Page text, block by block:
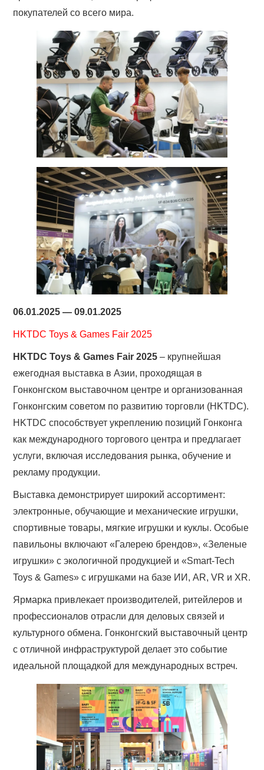
покупателей со всего мира.
06.01.2025 — 09.01.2025
HKTDC Toys & Games Fair 2025
HKTDC Toys & Games Fair 2025 – крупнейшая
ежегодная выставка в Азии, проходящая в
Гонконгском выставочном центре и организованная
Гонконгским советом по развитию торговли (HKTDC).
HKTDC способствует укреплению позиций Гонконга
как международного торгового центра и предлагает
услуги, включая исследования рынка, обучение и
рекламу продукции.
Выставка демонстрирует широкий ассортимент:
электронные, обучающие и механические игрушки,
спортивные товары, мягкие игрушки и куклы. Особые
павильоны включают «Галерею брендов», «Зеленые
игрушки» с экологичной продукцией и «Smart-Tech
Toys & Games» с игрушками на базе ИИ, AR, VR и XR.
Ярмарка привлекает производителей, ритейлеров и
профессионалов отрасли для деловых связей и
культурного обмена. Гонконгский выставочный центр
с отличной инфраструктурой делает это событие
идеальной площадкой для международных встреч.